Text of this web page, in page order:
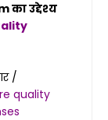
उद्देश्य
/
quality